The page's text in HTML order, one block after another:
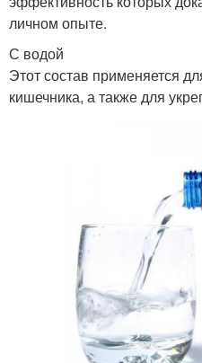
личном опыте.
С водой
Этот состав применяется
кишечника, а также для